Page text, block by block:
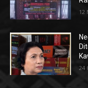
12
24